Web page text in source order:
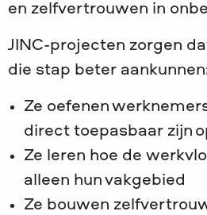
en zelfvertrouwen in
JINC-projecten zorgen
die stap beter
Ze oefenen
direct toepasbaar zijn
Ze leren hoe de
alleen hun vakgebied
Ze bouwen